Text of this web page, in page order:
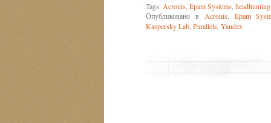
Tags: Acronis Epam Systems headhunting
Опубликовано в Acronis, Epam
Kaspersky Lab Parallels Yandex